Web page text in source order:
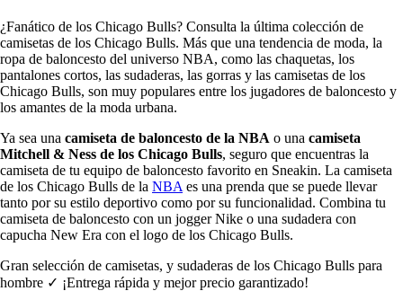
¿Fanático de los Chicago Bulls? Consulta la última colección de
camisetas de los Chicago Bulls. Más que una tendencia de moda, la
ropa de baloncesto del universo NBA, como las chaquetas, los
pantalones cortos, las sudaderas, las gorras y las camisetas de los
Chicago Bulls, son muy populares entre los jugadores de baloncesto y
los amantes de la moda urbana.
Ya sea una camiseta de baloncesto de la NBA o una camiseta
Mitchell & Ness de los Chicago Bulls, seguro que encuentras la
camiseta de tu equipo de baloncesto favorito en Sneakin. La camiseta
de los Chicago Bulls de la NBA es una prenda que se puede llevar
tanto por su estilo deportivo como por su funcionalidad. Combina tu
camiseta de baloncesto con un jogger Nike o una sudadera con
capucha New Era con el logo de los Chicago Bulls.
Gran selección de camisetas, y sudaderas de los Chicago Bulls para
hombre ✓ ¡Entrega rápida y mejor precio garantizado!